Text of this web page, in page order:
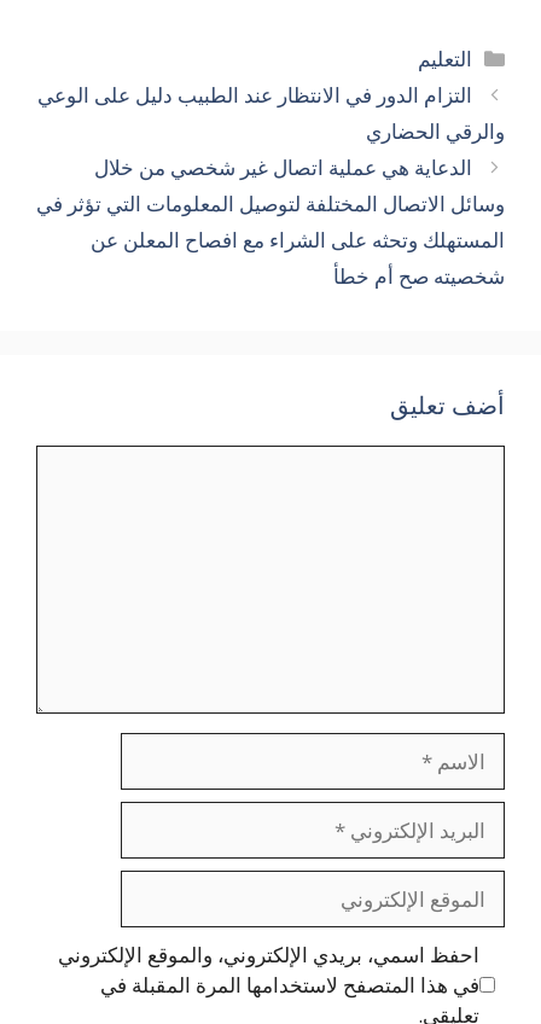
التصنيفات
التعليم
التزام الدور في الانتظار عند الطبيب دليل على الوعي
والرقي الحضاري
الدعاية هي عملية اتصال غير شخصي من خلال
وسائل الاتصال المختلفة لتوصيل المعلومات التي تؤثر في
المستهلك وتحثه على الشراء مع افصاح المعلن عن
شخصيته صح أم خطأ
أضف تعليق
الاسم
البريد
الإلكتروني
الموقع
الإلكتروني
احفظ اسمي، بريدي الإلكتروني، والموقع الإلكتروني
في هذا المتصفح لاستخدامها المرة المقبلة في
تعليقي.